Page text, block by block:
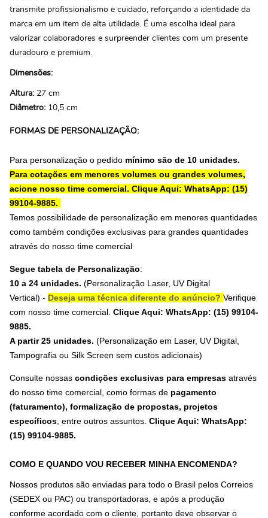
transmite profissionalismo e cuidado, reforçando a identidade da
marca em um item de alta utilidade. É uma escolha ideal para
valorizar colaboradores e surpreender clientes com um presente
duradouro e premium.
Dimensões:
Altura: 27 cm
Diâmetro: 10,5 cm
FORMAS DE PERSONALIZAÇÃO:
Para personalização o pedido mínimo são de 10 unidades.
Para cotações em menores volumes ou grandes volumes,
acione nosso time comercial. Clique Aqui: WhatsApp: (15)
99104-9885.
Temos possibilidade de personalização em menores quantidades
como também condições exclusivas para grandes quantidades
através do nosso time comercial
Segue tabela de Personalização:
10 a 24 unidades. (Personalização Laser, UV Digital
Vertical) - Deseja uma técnica diferente do anúncio? Verifique
com nosso time comercial. Clique Aqui: WhatsApp: (15) 99104-
9885.
A partir 25 unidades. (Personalização em Laser, UV Digital,
Tampografia ou Silk Screen sem custos adicionais)
Consulte nossas condições exclusivas para empresas através
do nosso time comercial, como formas de pagamento
(faturamento), formalização de propostas, projetos
específicos , entre outros assuntos. Clique Aqui: WhatsApp:
(15) 99104-9885.
COMO E QUANDO VOU RECEBER MINHA ENCOMENDA?
Nossos produtos são enviadas para todo o Brasil pelos Correios
(SEDEX ou PAC) ou transportadoras, e após a produção
conforme acordado com o cliente, portanto deve observar o